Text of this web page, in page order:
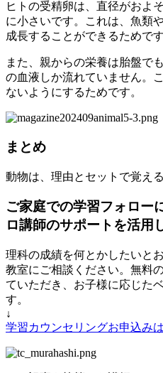
ヒトの受精卵は、直径がおよ
に小さいです。これは、魚類
成長することができるためです
また、親からの栄養は胎盤で
の血液しか流れていません。
ないようにするためです。
まとめ
動物は、理由とセットで覚え
ご家庭での学習フォロー
ロ講師のサポートを活用
理科の成績を何とかしたいと
教室にご相談ください。無料
ていただき、お子様に応じた
す。
↓
学習カウンセリングお申込み